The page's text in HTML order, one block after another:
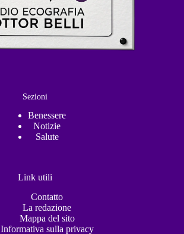
Sezioni
Benessere
Notizie
Salute
Link utili
Contatto
La redazione
Mappa del sito
Informativa sulla privacy